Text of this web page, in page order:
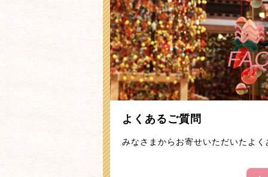
よくあるご質問
みなさまからお寄せいただいたよ